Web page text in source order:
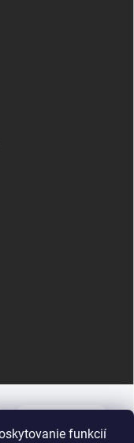
funkcií